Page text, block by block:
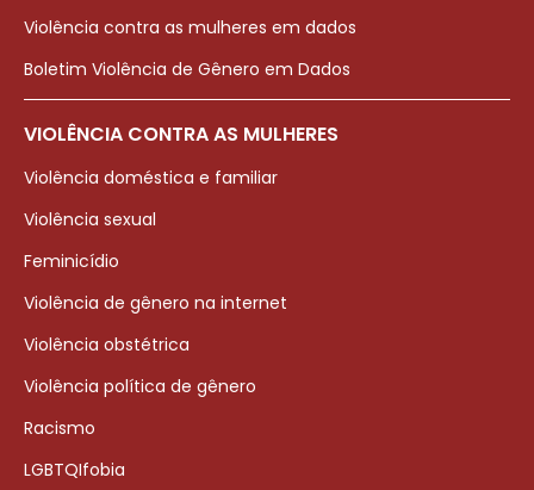
Violência contra as mulheres em dados
Boletim Violência de Gênero em Dados
VIOLÊNCIA CONTRA AS MULHERES
Violência doméstica e familiar
Violência sexual
Feminicídio
Violência de gênero na internet
Violência obstétrica
Violência política de gênero
Racismo
LGBTQIfobia